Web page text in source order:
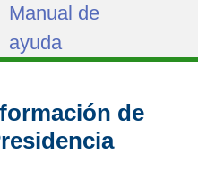
Manual de
ayuda
de